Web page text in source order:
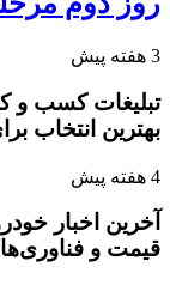
3 هفته پیش
تبلیغات کسب و
بهترین انتخاب
4 هفته پیش
آخرین اخبار
قیمت و